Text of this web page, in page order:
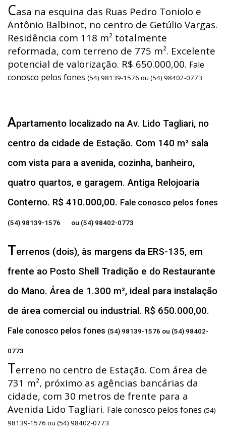
Casa na esquina das Ruas Pedro Toniolo e
Antônio Balbinot, no centro de Getúlio Vargas.
Residência com 118 m² totalmente
reformada, com terreno de 775 m². Excelente
potencial de valorização. R$ 650.000,00. Fale
conosco pelos fones (54) 98139-1576 ou (54) 98402-0773
Apartamento localizado na Av. Lido Tagliari, no
centro da cidade de Estação. Com 140 m² sala
com vista para a avenida, cozinha, banheiro,
quatro quartos, e garagem. Antiga Relojoaria
Conterno. R$ 410.000,00. Fale conosco pelos fones
(54) 98139-1576 ou (54) 98402-0773
Terrenos (dois), às margens da ERS-135, em
frente ao Posto Shell Tradição e do Restaurante
do Mano. Área de 1.300 m², ideal para instalação
de área comercial ou industrial. R$ 650.000,00.
Fale conosco pelos fones (54) 98139-1576 ou (54) 98402-
0773
Terreno no centro de Estação. Com área de
731 m², próximo as agências bancárias da
cidade, com 30 metros de frente para a
Avenida Lido Tagliari. Fale conosco pelos fones (54)
98139-1576 ou (54) 98402-0773